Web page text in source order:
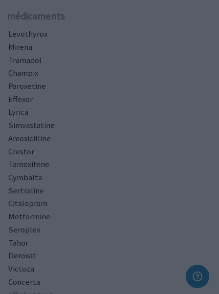
médicaments
Levothyrox
Mirena
Tramadol
Champix
Paroxetine
Effexor
Lyrica
Simvastatine
Amoxicilline
Crestor
Tamoxifene
Cymbalta
Sertraline
Citalopram
Metformine
Seroplex
Tahor
Deroxat
Victoza
Concerta